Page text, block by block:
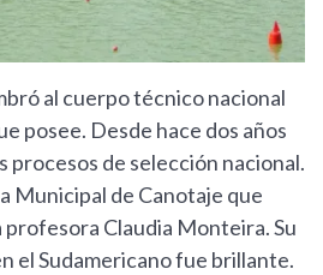
al cuerpo técnico nacional
posee. Desde hace dos años
procesos de selección nacional.
Municipal de Canotaje que
profesora Claudia Monteira. Su
el Sudamericano fue brillante.